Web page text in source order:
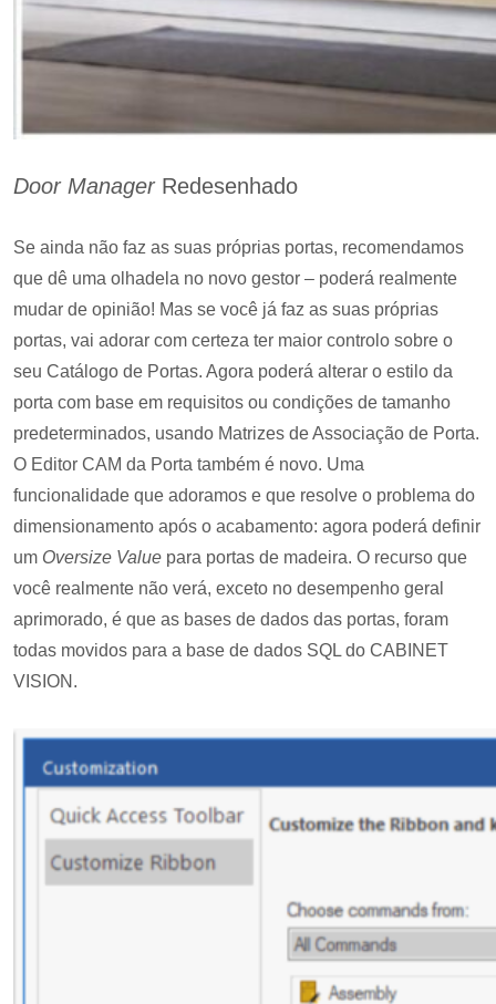
Door ManagerRedesenhado
Se ainda não faz as suas próprias portas, recomendamos
que dê uma olhadela no novo gestor – poderá realmente
mudar de opinião! Mas se você já faz as suas próprias
portas, vai adorar com certeza ter maior controlo sobre o
seu Catálogo de Portas. Agora poderá alterar o estilo da
porta com base em requisitos ou condições de tamanho
predeterminados, usando Matrizes de Associação de Porta.
O Editor CAM da Porta também é novo. Uma
funcionalidade que adoramos e que resolve o problema do
dimensionamento após o acabamento: agora poderá definir
um Oversize Value para portas de madeira. O recurso que
você realmente não verá, exceto no desempenho geral
aprimorado, é que as bases de dados das portas, foram
todas movidos para a base de dados SQL do CABINET
VISION.